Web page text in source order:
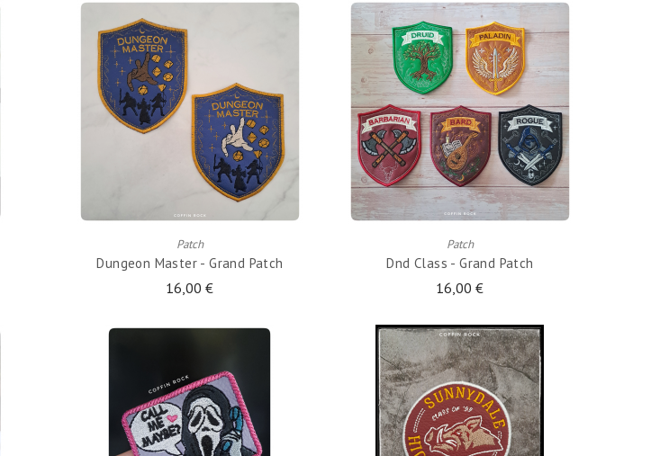
Patch
Dungeon Master - Grand Patch
16,00 €
Patch
Dnd Class - Grand Patch
16,00 €
AJOUTER AU PANIER